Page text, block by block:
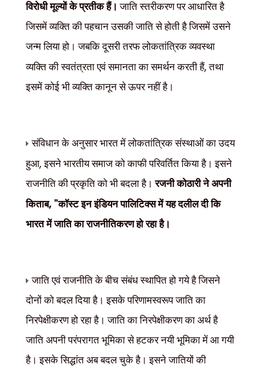
विरोधी मूल्यों के प्रतीक हैं। जाति स्तरीकरण पर आधारित है
जिसमें व्यक्ति की पहचान उसकी जाति से होती है जिसमें उसने
जन्म लिया हो। जबकि दूसरी तरफ लोकतांत्रिक व्यवस्था
व्यक्ति की स्वतंत्रता एवं समानता का समर्थन करती हैं,तथा
इसमें कोई भी व्यक्ति कानून से ऊपर नहीं है।
संविधान के अनुसार भारत में लोकतांत्रिक संस्थाओं का उदय
हुआ,इसने भारतीय समाज को काफी परिवर्तित किया है। इसने
राजनीति की प्रकृति को भी बदला है।रजनी कोठारी ने अपनी
किताब, "कॉस्ट इन इंडियन पालिटिक्स में यह दलील दी कि
भारत में जाति का राजनीतिकरण हो रहा है।
जाति एवं राजनीति के बीच संबंध स्थापित हो गये है जिसने
दोनों को बदल दिया है। इसके परिणामस्वरूप जाति का
निरपेक्षीकरण हो रहा है। जाति का निरपेक्षीकरण का अर्थ है
जाति अपनी परंपरागत भूमिका से हटकर नयी भूमिका में आ गयी
है। इसके सिद्धांत अब बदल चुके है। इसने जातियों की